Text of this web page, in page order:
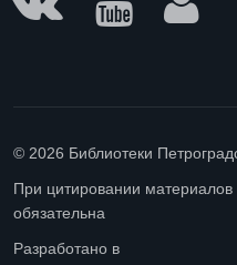
© 2026 Библиотеки
При цитировании
обязательна
Разработано в